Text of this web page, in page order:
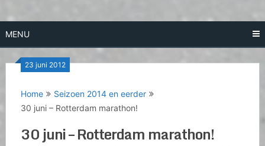
MENU
23 juni 2012
Home
Seizoen 2014 en eerder
30 juni – Rotterdam marathon!
30 juni – Rotterdam marathon!